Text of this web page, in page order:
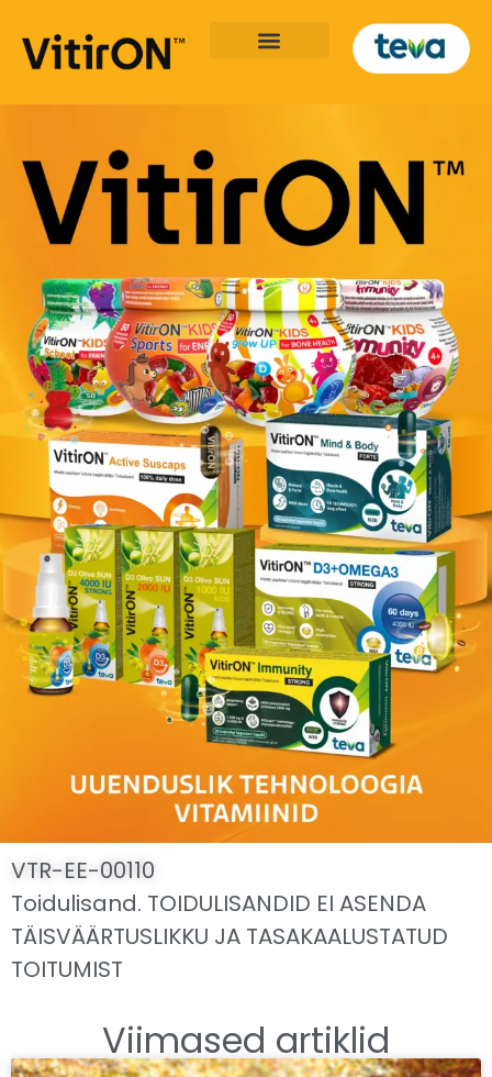
VTR-EE-00110
Toidulisand. TOIDULISANDID EI ASENDA
TÄISVÄÄRTUSLIKKU JA TASAKAALUSTATUD
TOITUMIST
Viimased artiklid